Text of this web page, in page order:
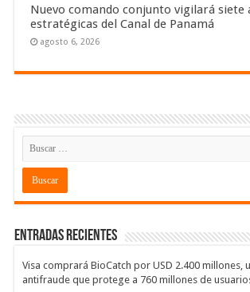
Nuevo comando conjunto vigilará siete
estratégicas del Canal de Panamá
agosto 6, 2026
Entradas recientes
Visa comprará BioCatch por USD 2.400 millones,
antifraude que protege a 760 millones de